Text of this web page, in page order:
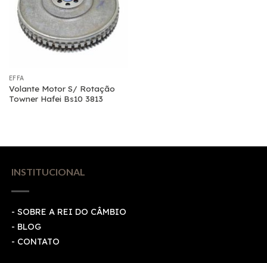
EFFA
Volante Motor S/ Rotação
Towner Hafei Bs10 3813
INSTITUCIONAL
- SOBRE A REI DO CÂMBIO
- BLOG
- CONTATO